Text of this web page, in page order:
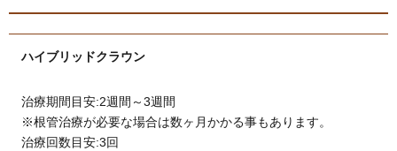
ハイブリッドクラウン
治療期間目安:2週間～3週間
※根管治療が必要な場合は数ヶ月かかる事もあります。
治療回数目安:3回